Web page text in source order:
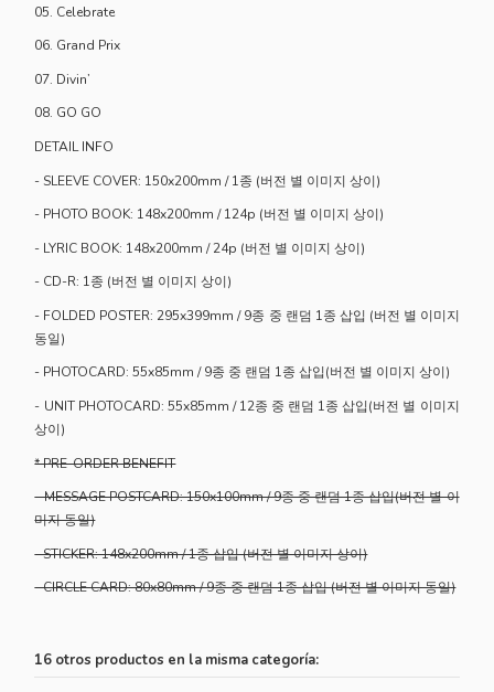
05. Celebrate
06. Grand Prix
07. Divin’
08. GO GO
DETAIL INFO
- SLEEVE COVER: 150x200mm / 1종 (버전 별 이미지 상이)
- PHOTO BOOK: 148x200mm / 124p (버전 별 이미지 상이)
- LYRIC BOOK: 148x200mm / 24p (버전 별 이미지 상이)
- CD-R: 1종 (버전 별 이미지 상이)
- FOLDED POSTER: 295x399mm / 9종 중 랜덤 1종 삽입 (버전 별 이미지
동일)
- PHOTOCARD: 55x85mm / 9종 중 랜덤 1종 삽입(버전 별 이미지 상이)
- UNIT PHOTOCARD: 55x85mm / 12종 중 랜덤 1종 삽입(버전 별 이미지
상이)
* PRE-ORDER BENEFIT
- MESSAGE POSTCARD: 150x100mm / 9종 중 랜덤 1종 삽입(버전 별 이
미지 동일)
- STICKER: 148x200mm / 1종 삽입 (버전 별 이미지 상이)
- CIRCLE CARD: 80x80mm / 9종 중 랜덤 1종 삽입 (버전 별 이미지 동일)
16 otros productos en la misma categoría: